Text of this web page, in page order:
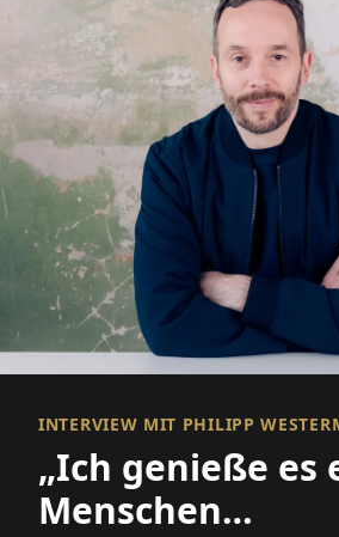
INTERVIEW MIT PHILIPP
„Ich genieße es
Menschen